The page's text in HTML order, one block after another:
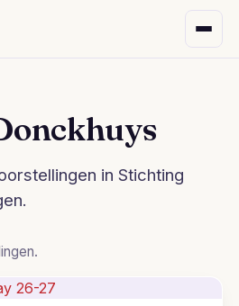
in Stichting